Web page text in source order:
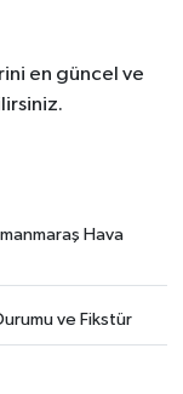
en güncel ve
Hava
ve Fikstür